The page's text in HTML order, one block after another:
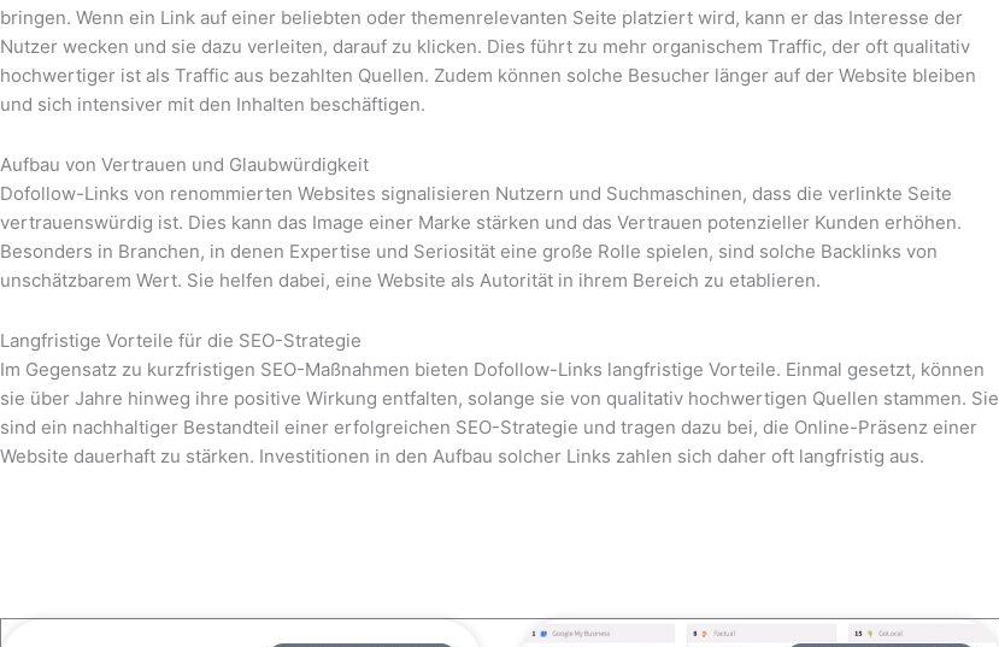
bringen. Wenn ein Link auf einer beliebten oder themenrelevanten Seite platziert wird, kann er das Interesse der
Nutzer wecken und sie dazu verleiten, darauf zu klicken. Dies führt zu mehr organischem Traffic, der oft qualitativ
hochwertiger ist als Traffic aus bezahlten Quellen. Zudem können solche Besucher länger auf der Website bleiben
und sich intensiver mit den Inhalten beschäftigen.
Aufbau von Vertrauen und Glaubwürdigkeit
Dofollow-Links von renommierten Websites signalisieren Nutzern und Suchmaschinen, dass die verlinkte Seite
vertrauenswürdig ist. Dies kann das Image einer Marke stärken und das Vertrauen potenzieller Kunden erhöhen.
Besonders in Branchen, in denen Expertise und Seriosität eine große Rolle spielen, sind solche Backlinks von
unschätzbarem Wert. Sie helfen dabei, eine Website als Autorität in ihrem Bereich zu etablieren.
Langfristige Vorteile für die SEO-Strategie
Im Gegensatz zu kurzfristigen SEO-Maßnahmen bieten Dofollow-Links langfristige Vorteile. Einmal gesetzt, können
sie über Jahre hinweg ihre positive Wirkung entfalten, solange sie von qualitativ hochwertigen Quellen stammen. Sie
sind ein nachhaltiger Bestandteil einer erfolgreichen SEO-Strategie und tragen dazu bei, die Online-Präsenz einer
Website dauerhaft zu stärken. Investitionen in den Aufbau solcher Links zahlen sich daher oft langfristig aus.